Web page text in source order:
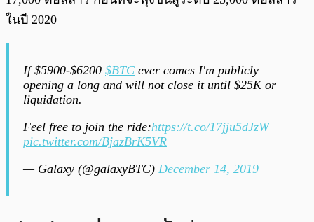
ในปี 2020
If $5900-$6200 $BTC ever comes I'm publicly
opening a long and will not close it until $25K or
liquidation.
Feel free to join the ride:https://t.co/17jju5dJzW
pic.twitter.com/BjazBrK5VR
— Galaxy (@galaxyBTC) December 14, 2019